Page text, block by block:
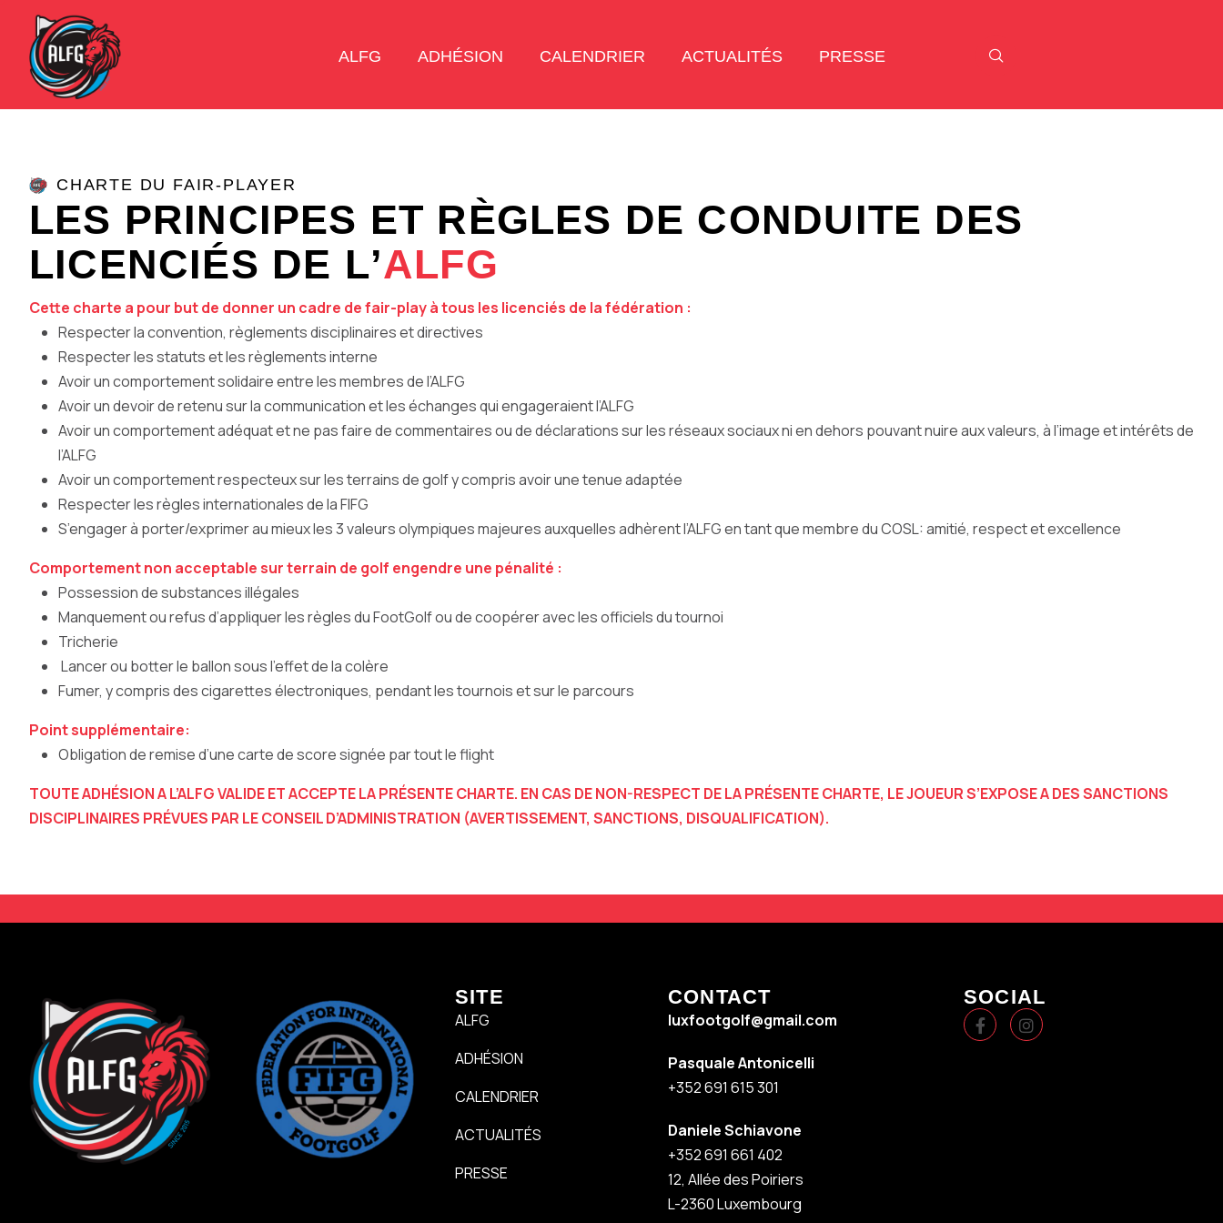
ALFG ADHÉSION CALENDRIER ACTUALITÉS PRESSE
CHARTE DU FAIR-PLAYER
LES PRINCIPES ET RÈGLES DE CONDUITE DES
LICENCIÉS DE L’ALFG
Cette charte a pour but de donner un cadre de fair-play à tous les licenciés de la fédération :
Respecter la convention, règlements disciplinaires et directives
Respecter les statuts et les règlements interne
Avoir un comportement solidaire entre les membres de l’ALFG
Avoir un devoir de retenu sur la communication et les échanges qui engageraient l’ALFG
Avoir un comportement adéquat et ne pas faire de commentaires ou de déclarations sur les réseaux sociaux ni en dehors pouvant nuire aux valeurs, à l’image et intérêts de
l’ALFG
Avoir un comportement respecteux sur les terrains de golf y compris avoir une tenue adaptée
Respecter les règles internationales de la FIFG
S’engager à porter/exprimer au mieux les 3 valeurs olympiques majeures auxquelles adhèrent l’ALFG en tant que membre du COSL: amitié, respect et excellence
Comportement non acceptable sur terrain de golf engendre une pénalité :
Possession de substances illégales
Manquement ou refus d’appliquer les règles du FootGolf ou de coopérer avec les officiels du tournoi
Tricherie
Lancer ou botter le ballon sous l’effet de la colère
Fumer, y compris des cigarettes électroniques, pendant les tournois et sur le parcours
Point supplémentaire:
Obligation de remise d’une carte de score signée par tout le flight
TOUTE ADHÉSION A L’ALFG VALIDE ET ACCEPTE LA PRÉSENTE CHARTE. EN CAS DE NON-RESPECT DE LA PRÉSENTE CHARTE, LE JOUEUR S’EXPOSE A DESSANCTIONS
DISCIPLINAIRES PRÉVUES PAR LE CONSEIL D’ADMINISTRATION (AVERTISSEMENT, SANCTIONS, DISQUALIFICATION).
SITE
ALFG
ADHÉSION
CALENDRIER
ACTUALITÉS
PRESSE
CONTACT
luxfootgolf@gmail.com
Pasquale Antonicelli
+352 691 615 301
Daniele Schiavone
+352 691 661 402
12, Allée des Poiriers
L-2360 Luxembourg
SOCIAL